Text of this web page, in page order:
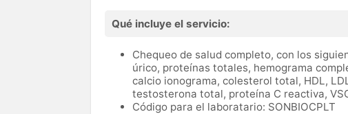
Qué incluye el servicio:
Chequeo de salud completo, con los
úrico, proteínas totales, hemograma
calcio ionograma, colesterol total, HDL,
testosterona total, proteína C reactiva,
Código para el laboratario: SONBIOCPLT